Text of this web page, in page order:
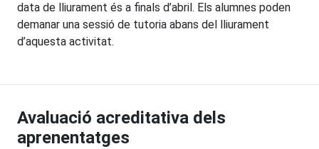
data de lliurament és a finals d’abril. Els alumnes poden
demanar una sessió de tutoria abans del lliurament
d’aquesta activitat.
Avaluació acreditativa dels
aprenentatges